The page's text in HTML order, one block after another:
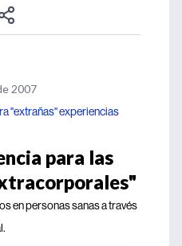
2007
"extrañas" experiencias
para las
en personas sanas a través